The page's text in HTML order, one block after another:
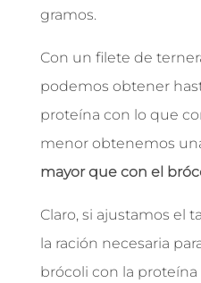
gramos.
Con un filete de
podemos obtener
proteína con lo que
menor obtenemos
mayor que con el
Claro, si ajustamos el
la ración necesaria
brócoli con la